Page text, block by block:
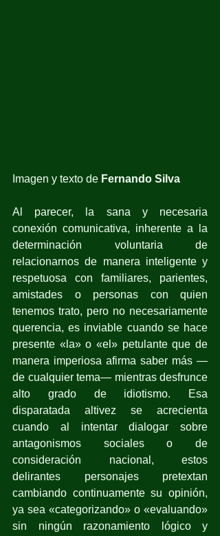
Imagen y texto de Fernando Silva
Al parecer, la sana y necesaria
conexión comunicativa, inherente a la
determinación voluntaria de
relacionarnos de manera inteligente y
respetuosa con familiares, parientes,
amistades o personas con quien
tenemos trato, pero no necesariamente
querencia, es inviable cuando se hace
presente «la» o «el» petulante que de
manera imperiosa afirma saber más —
de cualquier tema— mientras desfrunce
alto grado de idiotismo. Esa
disparatada altivez se acrecienta
cuando al intentar dialogar sobre
antagonismos sociales o de
consideración nacional, estos
delirantes personajes pretextan
cambiando continuamente su opinión,
ya sea «categorizando» o «evaluando»
sin ningún razonamiento lógico y